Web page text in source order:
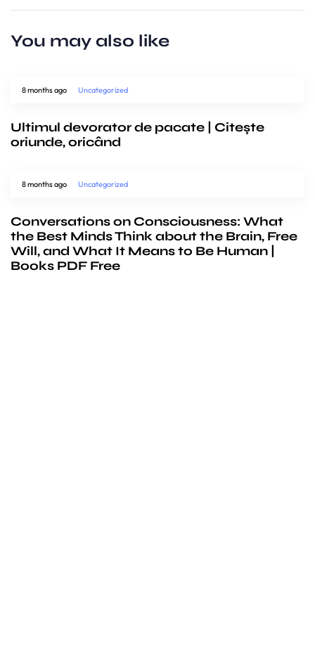
You may also like
8 months ago Uncategorized
Ultimul devorator de pacate | Citește
oriunde, oricând
8 months ago Uncategorized
Conversations on Consciousness: What
the Best Minds Think about the Brain, Free
Will, and What It Means to Be Human |
Books PDF Free